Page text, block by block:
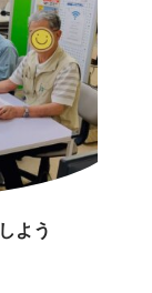
よう